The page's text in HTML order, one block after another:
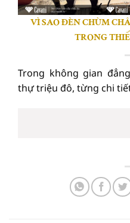
VÌ SAO ĐÈN CHÙM
TRONG
Trong không gian
thự triệu đô, từng chi